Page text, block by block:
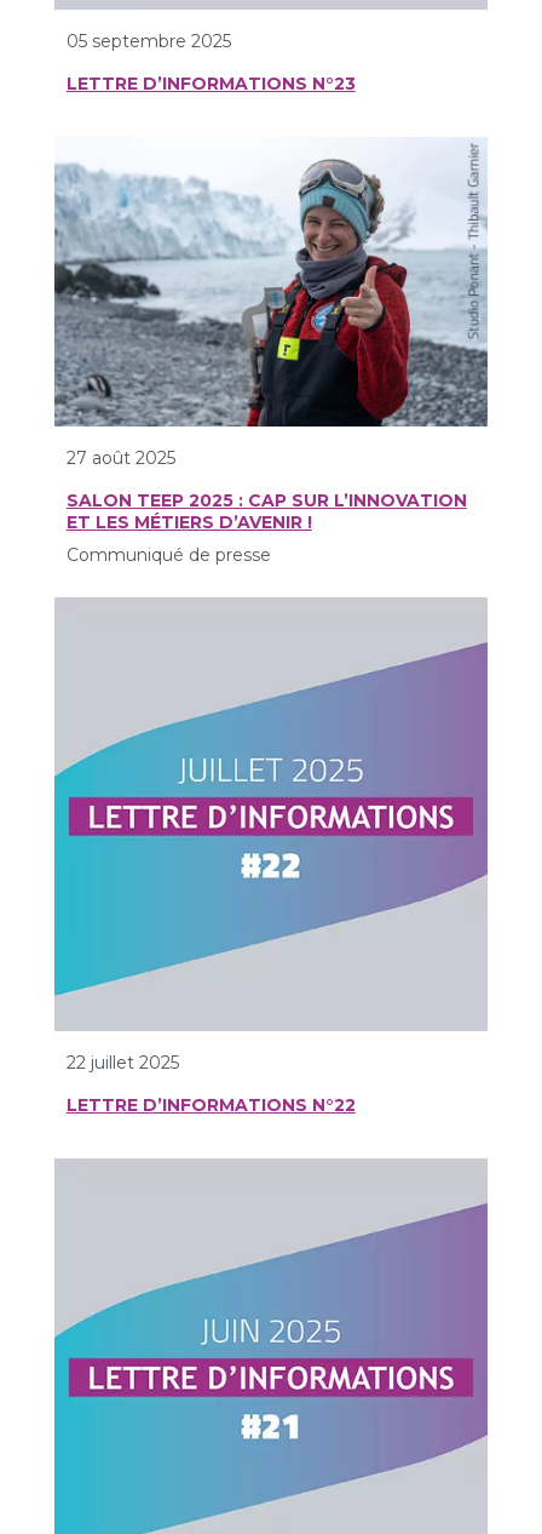
05 septembre 2025
LETTRE D’INFORMATIONS N°23
27 août 2025
SALON TEEP 2025 : CAP SUR L’INNOVATION
ET LES MÉTIERS D’AVENIR !
Communiqué de presse
22 juillet 2025
LETTRE D’INFORMATIONS N°22